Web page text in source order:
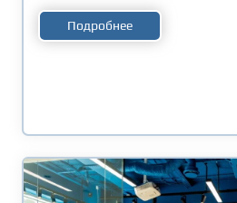
Подробнее